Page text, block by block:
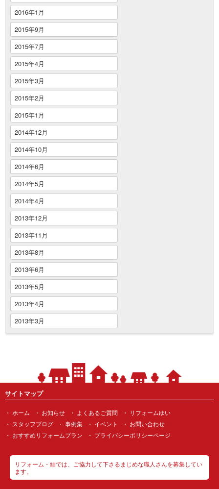
2016年1月
2015年9月
2015年7月
2015年4月
2015年3月
2015年2月
2015年1月
2014年12月
2014年10月
2014年6月
2014年5月
2014年4月
2013年12月
2013年11月
2013年8月
2013年6月
2013年5月
2013年4月
2013年3月
サイトマップ
ホーム お知らせ よくあるご質問
リフォームゆい
スタッフブログ
事例集 イベント
お問い合わせ
おすすめリフォームプラン
プライバシーポリシーページ
リフォーム・結では、ご協力して下さるまじめな職人さんを募集してい
ます。